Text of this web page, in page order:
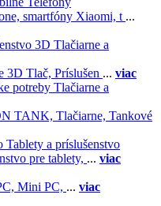
smartfóny Xiaomi, t ...
3D Tlačiarne a
3D Tlač, Príslušen ... viac
Tlačiarne a
TANK, Tlačiarne, Tankové
Tablety a príslušenstvo
pre tablety, ... viac
Mini PC, ... viac